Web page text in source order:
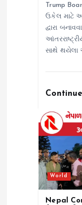
Trump
ઉકેલ માટે
દ્વારા
સાથે થયેલા
World
Nepal